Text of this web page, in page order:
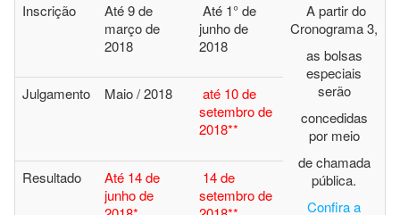
Inscrição
Até 9 de
março de
2018
Até 1° de
junho de
2018
A partir do
Cronograma 3,
as bolsas
especiais
serão
concedidas
por meio
de chamada
pública.
Confira a
Julgamento Maio / 2018
até 10 de
setembro de
2018**
Resultado
Até 14 de
junho de
14 de
setembro de